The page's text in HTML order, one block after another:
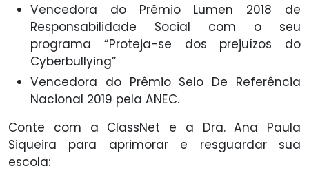
Vencedora do Prêmio Lumen 2018 de
Responsabilidade Social com o seu
programa “Proteja-se dos prejuízos do
Cyberbullying”
Vencedora do Prêmio Selo De Referência
Nacional 2019 pela ANEC.
Conte com a ClassNet e a Dra. Ana Paula
Siqueira para aprimorar e resguardar sua
escola: